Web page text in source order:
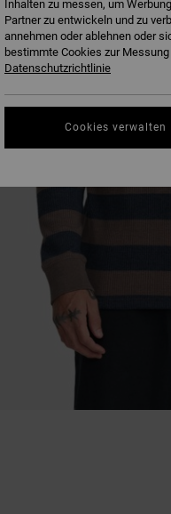
Inhalten zu messen, um
Partner zu entwickeln und zu
annehmen oder ablehnen oder
bestimmte Cookies zur
Datenschutzrichtlinie
Cookies verwalten